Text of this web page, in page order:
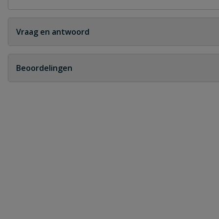
Vraag en antwoord
Geen vragen
Beoordelingen